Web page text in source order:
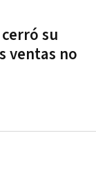
su
ventas no